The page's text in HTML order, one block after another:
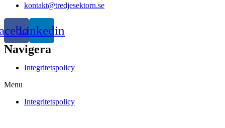
kontakt@tredjesektorn.se
Linkedin
Navigera
Integritetspolicy
Menu
Integritetspolicy